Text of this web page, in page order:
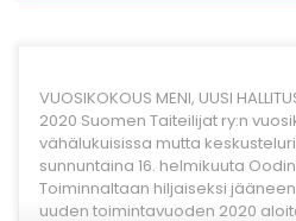
VUOSIKOKOUS MENI, UUSI
2020 Suomen Taiteilijat ry:n
vähälukuisissa mutta
sunnuntaina 16. helmikuuta
Toiminnaltaan hiljaiseksi
uuden toimintavuoden 2020